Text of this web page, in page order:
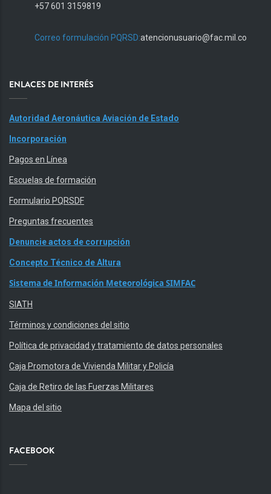
+57 601 3159819
Correo formulación PQRSD:atencionusuario@fac.mil.co
ENLACES DE INTERÉS
Autoridad Aeronáutica Aviación de Estado
Incorporación
Pagos en Línea
Escuelas de formación
Formulario PQRSDF
Preguntas frecuentes
Denuncie actos de corrupción
Concepto Técnico de Altura
Sistema de Información Meteorológica SIMFAC
SIATH
Términos y condiciones del sitio
Política de privacidad y tratamiento de datos personales
Caja Promotora de Vivienda Militar y Policía
Caja de Retiro de las Fuerzas Militares
Mapa del sitio
FACEBOOK